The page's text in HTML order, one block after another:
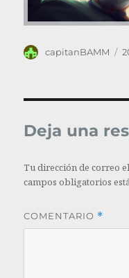
Autor
capitanBAMM
Deja una
Tu dirección de correo
campos obligatorios
COMENTARIO *